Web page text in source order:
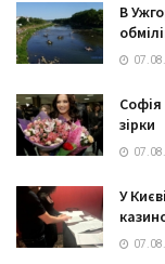
В
Софія
зірки
У